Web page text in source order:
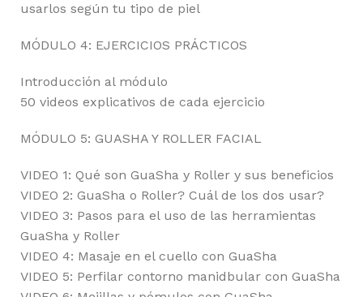
usarlos según tu tipo de piel
MÓDULO 4: EJERCICIOS PRÁCTICOS
Introducción al módulo
50 videos explicativos de cada ejercicio
MÓDULO 5: GUASHA Y ROLLER FACIAL
VIDEO 1: Qué son GuaSha y Roller y sus beneficios
VIDEO 2: GuaSha o Roller? Cuál de los dos usar?
VIDEO 3: Pasos para el uso de las herramientas
GuaSha y Roller
VIDEO 4: Masaje en el cuello con GuaSha
VIDEO 5: Perfilar contorno manidbular con GuaSha